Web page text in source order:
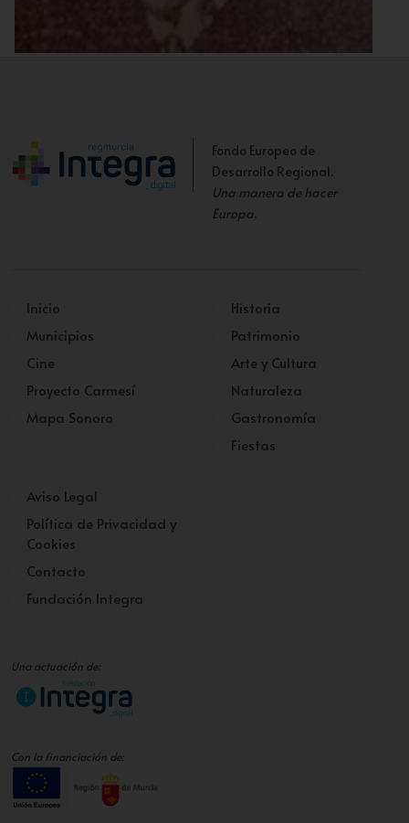
Fondo Europeo de
Desarrollo Regional.
Una manera de hacer
Europa.
Inicio
Municipios
Cine
Proyecto Carmesí
Mapa Sonoro
Historia
Patrimonio
Arte y Cultura
Naturaleza
Gastronomía
Fiestas
Aviso Legal
Política de Privacidad y
Cookies
Contacto
Fundación Integra
Una actuación de:
Con la financiación de: